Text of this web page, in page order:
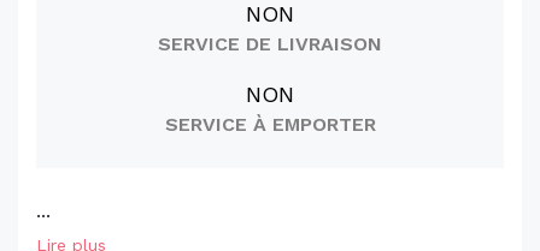
NON
SERVICE DE LIVRAISON
NON
SERVICE À EMPORTER
...
Lire plus